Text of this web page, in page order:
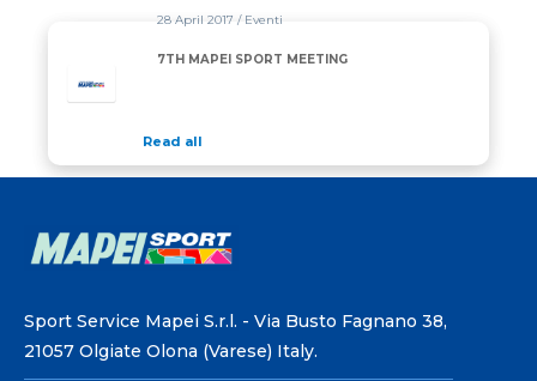
28 April 2017/ Eventi
7TH MAPEI SPORT MEETING
Read all
Sport Service Mapei S.r.l. - Via Busto Fagnano 38,
21057 Olgiate Olona (Varese) Italy.